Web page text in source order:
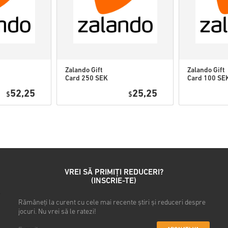
Urmărește ghidul rapid de
• Alege produsul
• Introdu adresa ta de e-mail
putea juca această
Este posibil să primiți
$52,25
Zalando Gift
Card 250 SEK
$25,25
Zalando Gift
Card 100
VREI SĂ PRIMIȚI REDUCERI?
(INSCRIE-TE)
Rămâneți la curent cu cele mai recente știri și reduceri despre
jocuri. Nu vrei să le ratezi!